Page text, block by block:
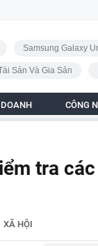
Samsung Galaxy
Sản Và Gia Sản
CÔNG
tra
XÃ HỘI